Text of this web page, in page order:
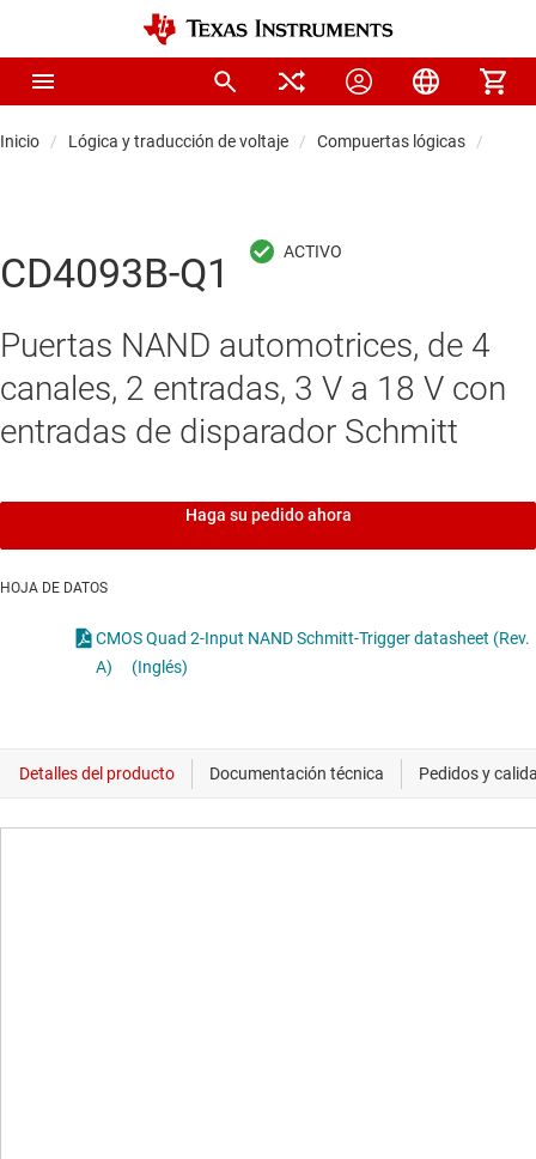
Inicio Lógica y traducción de voltaje Compuertas lógicas
CD4093B-Q1
Puertas NAND automotrices, de 4
canales, 2 entradas, 3 V a 18 V con
entradas de disparador Schmitt
Haga su pedido ahora
HOJA DE DATOS
CMOS Quad 2-Input NAND Schmitt-Trigger datasheet (Rev.
A)
(Inglés)